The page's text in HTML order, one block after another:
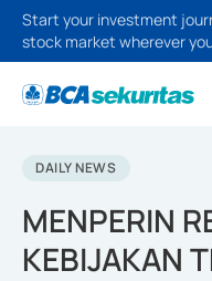
Start your investment
stock market wherever
DAILY NEWS
MENPERIN
KEBIJAKAN